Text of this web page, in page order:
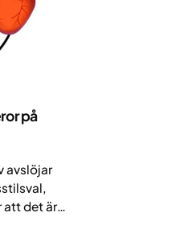
på
avslöjar
att det är